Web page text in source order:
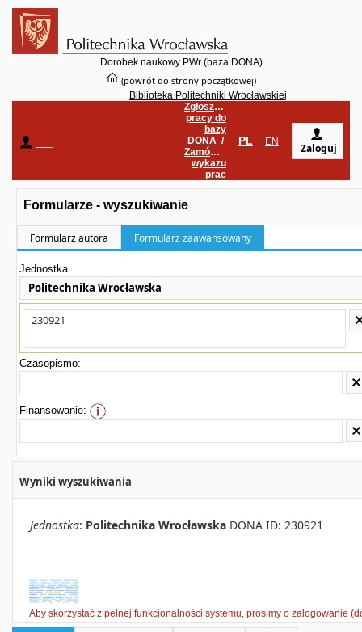
Dorobek naukowy PWr (baza DONA)
(powrót do strony początkowej)
Biblioteka Politechniki Wrocławskiej
Zgłoszenie
pracy do
bazy
DONA /
Zamówienie
wykazu
prac
PL EN Zaloguj
Formularze - wyszukiwanie
Formularz autora Formularz zaawansowany
Jednostka
Politechnika Wrocławska
Czasopismo:
Finansowanie:
Wyniki wyszukiwania
Jednostka: Politechnika Wrocławska DONA ID: 230921
Aby skorzystać z pełnej funkcjonalności systemu, prosimy o zalogowanie